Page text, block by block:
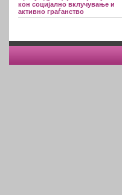
кон социјално вклучување и
активно граѓанство